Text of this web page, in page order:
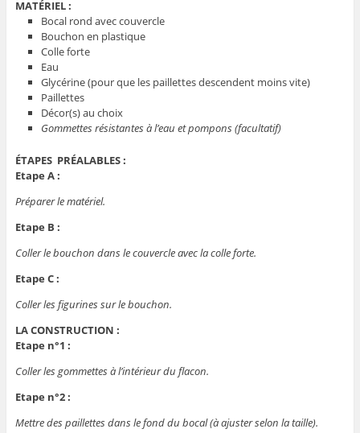
MATÉRIEL :
Bocal rond avec couvercle
Bouchon en plastique
Colle forte
Eau
Glycérine (pour que les paillettes descendent moins vite)
Paillettes
Décor(s) au choix
Gommettes résistantes à l’eau et pompons (facultatif)
ÉTAPES PRÉALABLES :
Etape A :
Préparer le matériel.
Etape B :
Coller le bouchon dans le couvercle avec la colle forte.
Etape C :
Coller les figurines sur le bouchon.
LA CONSTRUCTION :
Etape n°1 :
Coller les gommettes à l’intérieur du flacon.
Etape n°2 :
Mettre des paillettes dans le fond du bocal (à ajuster selon la taille).